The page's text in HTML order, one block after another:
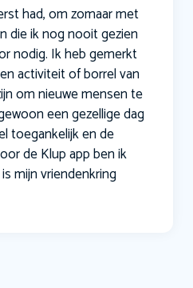
had, om zomaar met
die ik nog nooit gezien
nodig. Ik heb gemerkt
activiteit of borrel van
om nieuwe mensen te
een gezellige dag
toegankelijk en de
de Klup app ben ik
mijn vriendenkring